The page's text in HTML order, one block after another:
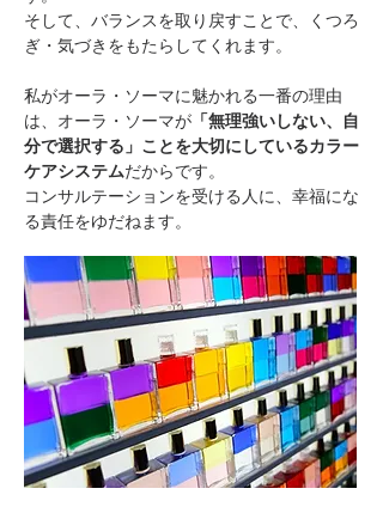
そして、バランスを取り戻すことで、くつろ
ぎ・気づきをもたらしてくれます。
私がオーラ・ソーマに魅かれる一番の理由
は、オーラ・ソーマが 「無理強いしない、自
分で選択する」ことを大切にしているカラー
ケアシステムだからです。
コンサルテーションを受ける人に、幸福にな
る責任をゆだねます。